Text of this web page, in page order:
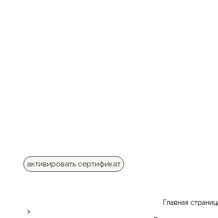
активировать сертификат
Главная
>